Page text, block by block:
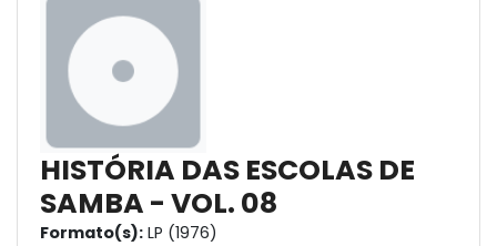
HISTÓRIA DAS ESCOLAS DE
SAMBA - VOL. 08
Formato(s): LP (1976)